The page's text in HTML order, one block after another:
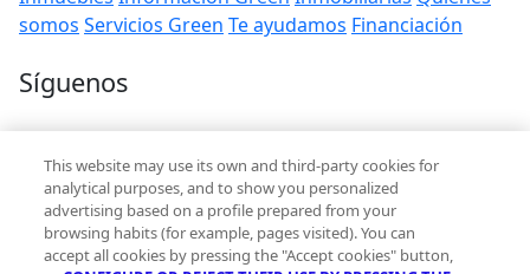
somos Servicios Green Te ayudamos Financiación
Síguenos
Contacto
hola@vivegreen.com
This website may use its own and third-party cookies for
analytical purposes, and to show you personalized
advertising based on a profile prepared from your
browsing habits (for example, pages visited). You can
accept all cookies by pressing the "Accept cookies" button,